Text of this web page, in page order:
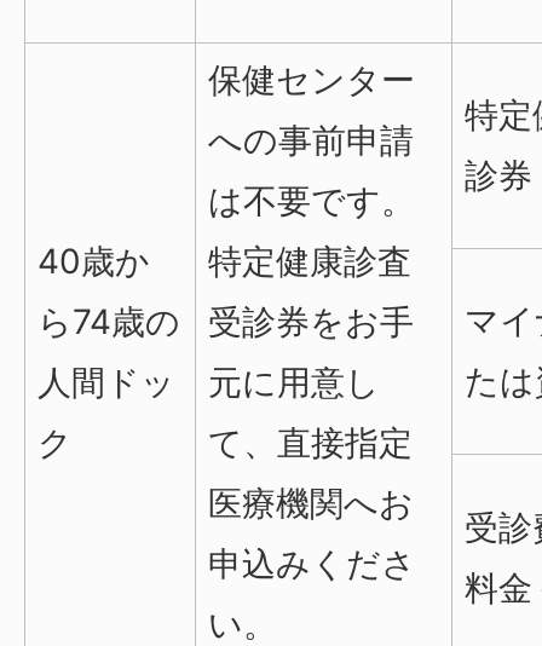
40歳か
ら74歳の
人間ドッ
ク
保健センター
への事前申請
は不要です。
特定健康診査
受診券をお手
元に用意し
て、直接指定
医療機関へお
申込みくださ
い。
特定
診券
マ
た
受診
料金